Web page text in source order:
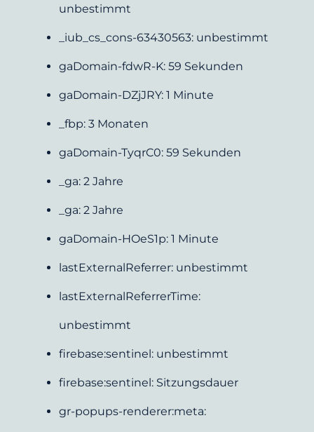
unbestimmt
_iub_cs_cons-63430563: unbestimmt
gaDomain-fdwR-K: 59 Sekunden
gaDomain-DZjJRY: 1 Minute
_fbp: 3 Monaten
gaDomain-TyqrC0: 59 Sekunden
_ga: 2 Jahre
_ga: 2 Jahre
gaDomain-HOeS1p: 1 Minute
lastExternalReferrer: unbestimmt
lastExternalReferrerTime:
unbestimmt
firebase:sentinel: unbestimmt
firebase:sentinel: Sitzungsdauer
gr-popups-renderer:meta: